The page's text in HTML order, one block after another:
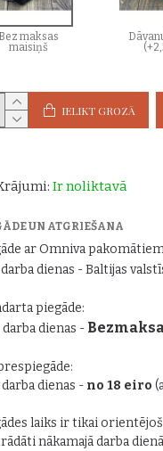
Ir noliktavā
Bez maksas
maisiņš
IELIKT GROZĀ
UN ATGRIEŠANA
ar Omniva
darba dienas - Baltijas
piegāde:
darba dienas -
darba dienas - no 18 eiro
laiks ir tikai
nākamajā darba